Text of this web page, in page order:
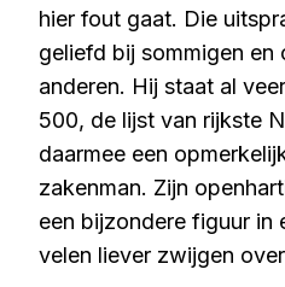
hier fout gaat. Die
geliefd bij sommigen en
anderen. Hij staat al
500, de lijst van rijkste
daarmee een
zakenman. Zijn
een bijzondere figuur in
velen liever zwijgen